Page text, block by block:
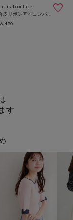
couture
す